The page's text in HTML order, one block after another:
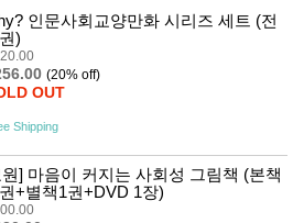
인문사회교양만화 시리즈 세트 (전
)
(20% off)
OUT
Shipping
원] 마음이 커지는 사회성 그림책 (본책
+별책1권+DVD 1장)